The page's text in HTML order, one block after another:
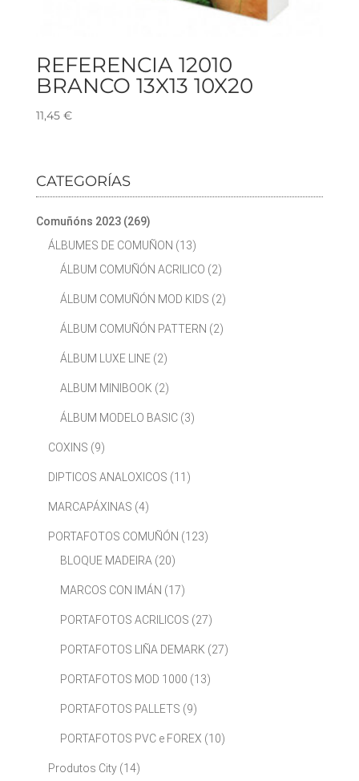
REFERENCIA 12010
BRANCO 13X13 10X20
11,45 €
CATEGORÍAS
Comuñóns 2023 (269)
ÁLBUMES DE COMUÑON (13)
ÁLBUM COMUÑÓN ACRILICO (2)
ÁLBUM COMUÑÓN MOD KIDS (2)
ÁLBUM COMUÑÓN PATTERN (2)
ÁLBUM LUXE LINE (2)
ALBUM MINIBOOK (2)
ÁLBUM MODELO BASIC (3)
COXINS (9)
DIPTICOS ANALOXICOS (11)
MARCAPÁXINAS (4)
PORTAFOTOS COMUÑÓN (123)
BLOQUE MADEIRA (20)
MARCOS CON IMÁN (17)
PORTAFOTOS ACRILICOS (27)
PORTAFOTOS LIÑA DEMARK (27)
PORTAFOTOS MOD 1000 (13)
PORTAFOTOS PALLETS (9)
PORTAFOTOS PVC e FOREX (10)
Produtos City (14)